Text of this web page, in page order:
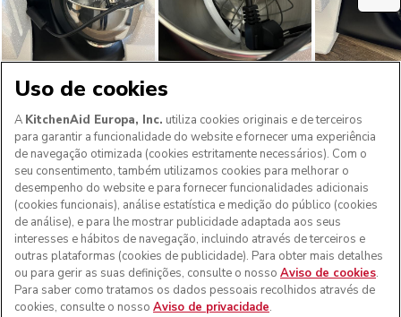
Uso de cookies
A KitchenAid Europa, Inc. utiliza cookies originais e de terceiros
para garantir a funcionalidade do website e fornecer uma experiência
de navegação otimizada (cookies estritamente necessários). Com o
seu consentimento, também utilizamos cookies para melhorar o
desempenho do website e para fornecer funcionalidades adicionais
(cookies funcionais), análise estatística e medição do público (cookies
de análise), e para lhe mostrar publicidade adaptada aos seus
interesses e hábitos de navegação, incluindo através de terceiros e
outras plataformas (cookies de publicidade). Para obter mais detalhes
ou para gerir as suas definições, consulte o nosso Aviso de cookies.
Para saber como tratamos os dados pessoais recolhidos através de
cookies, consulte o nosso Aviso de privacidade.